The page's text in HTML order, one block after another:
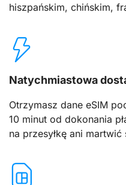
hiszpańskim, chińskim,
Natychmiastowa
Otrzymasz dane eSIM
10 minut od dokonania
na przesyłkę ani